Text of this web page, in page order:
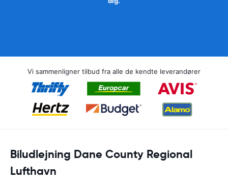
Vi sammenligner tilbud fra alle de kendte leverandører
Biludlejning Dane County Regional
Lufthavn